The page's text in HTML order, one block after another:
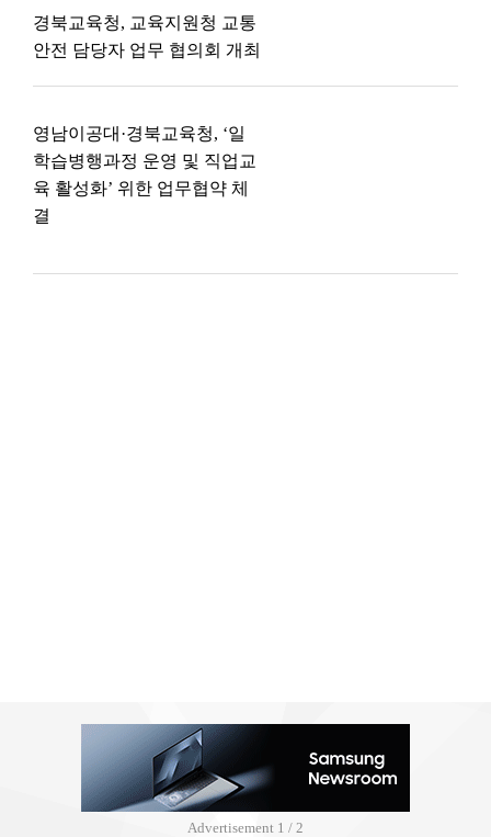
경북교육청, 교육지원청 교통
안전 담당자 업무 협의회 개최
영남이공대·경북교육청, ‘일
학습병행과정 운영 및 직업교
육 활성화’ 위한 업무협약 체
결
Advertisement 2 / 2